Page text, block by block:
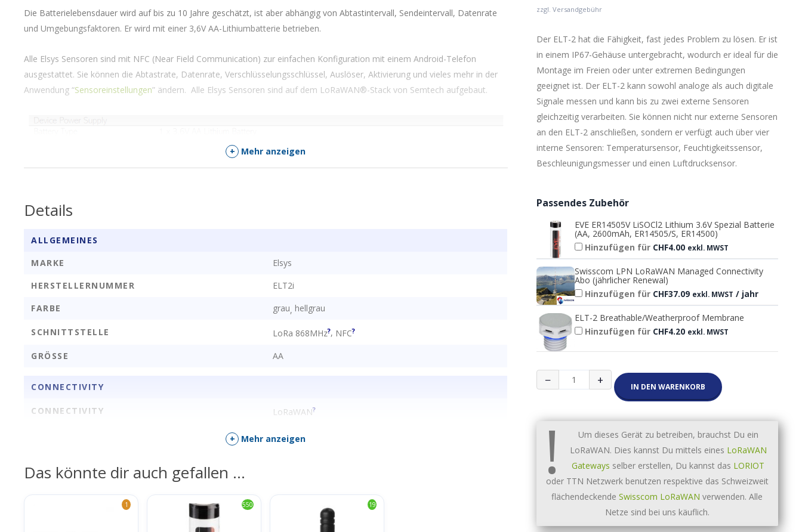
zzgl. Versandgebühr
Der ELT-2 hat die Fähigkeit, fast jedes Problem zu lösen. Er ist
in einem IP67-Gehäuse untergebracht, wodurch er ideal für die
Montage im Freien oder unter extremen Bedingungen
geeignet ist. Der ELT-2 kann sowohl analoge als auch digitale
Signale messen und kann bis zu zwei externe Sensoren
gleichzeitig verarbeiten. Sie können nicht nur externe Sensoren
an den ELT-2 anschließen, sondern er verfügt auch über vier
interne Sensoren: Temperatursensor, Feuchtigkeitssensor,
Beschleunigungsmesser und einen Luftdrucksensor.
Passendes Zubehör
EVE ER14505V LiSOCl2 Lithium 3.6V Spezial Batterie
(AA, 2600mAh, ER14505/S, ER14500)
Hinzufügen für CHF4.00 exkl. MWST
Swisscom LPN LoRaWAN Managed Connectivity
Abo (jährlicher Renewal)
Hinzufügen für CHF37.09 exkl. MWST / jahr
ELT-2 Breathable/Weatherproof Membrane
Hinzufügen für CHF4.20 exkl. MWST
−
Elsys
ELT-
Antenne
Menge
+ IN DEN WARENKORB
!
Um dieses Gerät zu betreiben, brauchst Du ein
LoRaWAN. Dies kannst Du mittels eines LoRaWAN
Gateways selber erstellen, Du kannst das LORIOT
oder TTN Netzwerk benutzen respektive das Schweizweit
flächendeckendeSwisscom LoRaWAN verwenden. Alle
Netze sind bei uns käuflich.
Die Batterielebensdauer wird auf bis zu 10 Jahre geschätzt, ist aber abhängig von Abtastintervall, Sendeintervall, Datenrate
und Umgebungsfaktoren. Er wird mit einer 3,6V AA-Lithiumbatterie betrieben.
Alle Elsys Sensoren sind mit NFC (Near Field Communication) zur einfachen Konfiguration mit einem Android-Telefon
ausgestattet. Sie können die Abtastrate, Datenrate, Verschlüsselungsschlüssel, Auslöser, Aktivierung und vieles mehr in der
Anwendung “Sensoreinstellungen” ändern. Alle Elsys Sensoren sind auf dem LoRaWAN®-Stack von Semtech aufgebaut.
Achtung! Batterie ist nicht im Lieferumfang enthalten!
+ Mehr anzeigen
Details
ALLGEMEINES
MARKE
Elsys
HERSTELLERNUMMER
ELT2i
FARBE
grau, hellgrau
SCHNITTSTELLE LoRa 868MHz?, NFC?
GRÖSSE AA
CONNECTIVITY
CONNECTIVITY LoRaWAN?
1.0.3
+ Mehr anzeigen
Das könnte dir auch gefallen …
1 550 19